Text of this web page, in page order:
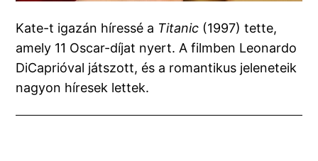
Kate-t igazán híressé a Titanic (1997) tette,
amely 11 Oscar-díjat nyert. A filmben Leonardo
DiCaprióval játszott, és a romantikus jeleneteik
nagyon híresek lettek.